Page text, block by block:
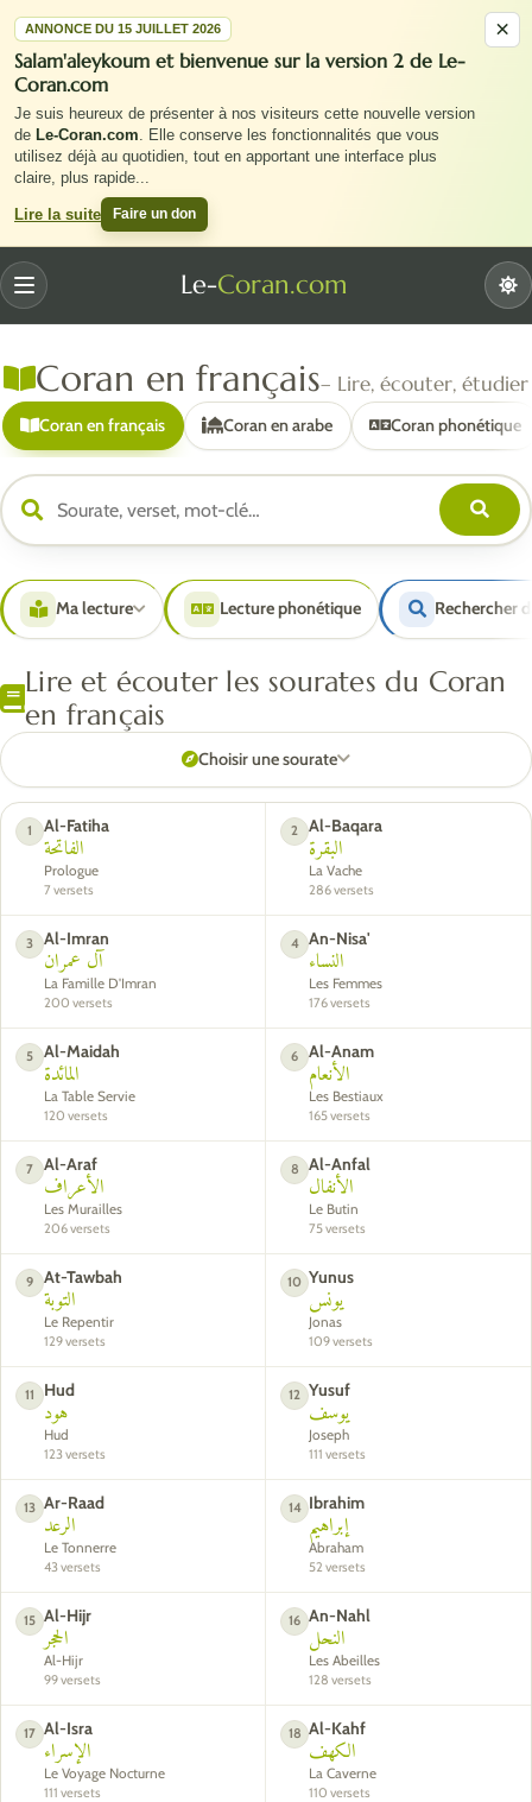
×
ANNONCE DU 15 JUILLET 2026
Salam'aleykoum et bienvenue sur la version 2 de Le-
Coran.com
Je suis heureux de présenter à nos visiteurs cette nouvelle version
de Le-Coran.com. Elle conserve les fonctionnalités que vous
utilisez déjà au quotidien, tout en apportant une interface plus
claire, plus rapide...
Lire la suite Faire un don
Le-Coran.com
Menu
Coran en français– Lire, écouter, étudier
Coran en français Coran en arabe Coran phonétique
Ma lecture Lecture phonétique Rechercher
Lire et écouter les sourates du Coran
en français
Choisir une sourate
1 Al-Fatiha
الفاتحة
Prologue
7 versets
2 Al-Baqara
البقرة
La Vache
286 versets
3 Al-Imran
آل عمران
La Famille D'Imran
200 versets
4 An-Nisa'
النساء
Les Femmes
176 versets
5 Al-Maidah
المائدة
La Table Servie
120 versets
6 Al-Anam
الأنعام
Les Bestiaux
165 versets
7 Al-Araf
الأعراف
Les Murailles
206 versets
8 Al-Anfal
الأنفال
Le Butin
75 versets
9 At-Tawbah
التوبة
Le Repentir
129 versets
10 Yunus
يونس
Jonas
109 versets
11 Hud
هود
Hud
123 versets
12 Yusuf
يوسف
Joseph
111 versets
13 Ar-Raad
الرعد
Le Tonnerre
43 versets
14 Ibrahim
إبراهيم
Abraham
52 versets
15 Al-Hijr
الحجر
Al-Hijr
99 versets
16 An-Nahl
النحل
Les Abeilles
128 versets
17 Al-Isra
الإسراء
Le Voyage Nocturne
111 versets
18 Al-Kahf
الكهف
La Caverne
110 versets